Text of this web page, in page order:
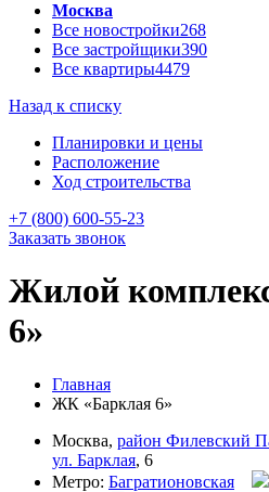
Москва
Все новостройки268
Все застройщики390
Все квартиры4479
Назад к списку
Планировки и цены
Расположение
Ход строительства
+7 (800) 600-55-23
Заказать звонок
Жилой
6»
Главная
ЖК «Барклая 6»
Москва, район Филевский
ул. Барклая, 6
Метро: Багратионовская